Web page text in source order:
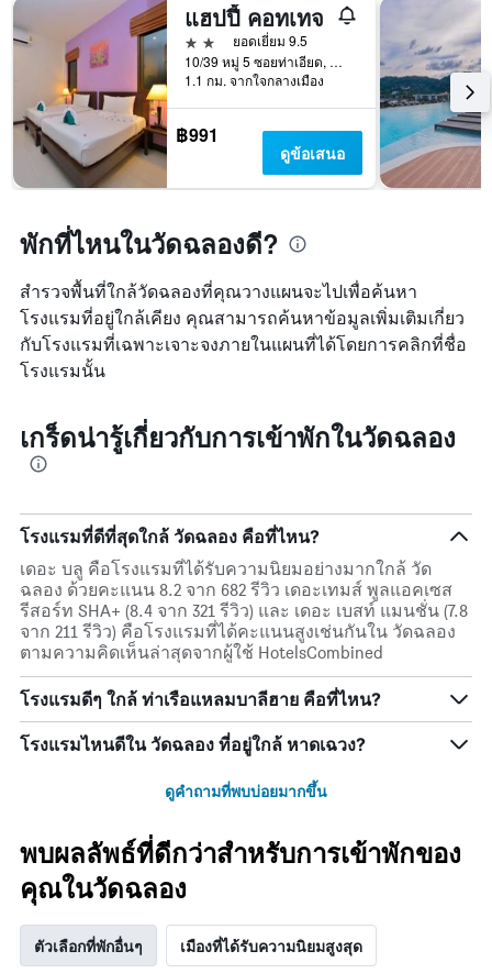
แฮปปี้ คอทเทจ
2 ดาว
ยอดเยี่ยม 9.5
10/39 หมู่ 5 ซอยท่าเอียด, ตำบลฉลอง,ภูเก็ต, ไทย, ฉลอง, ประเทศไทย
1.1 กม. จากใจกลางเมือง
฿991
ดูข้อเสนอ
พักที่ไหนในวัดฉลองดี?
สำรวจพื้นที่ใกล้วัดฉลองที่คุณวางแผนจะไปเพื่อค้นหา
โรงแรมที่อยู่ใกล้เคียง คุณสามารถค้นหาข้อมูลเพิ่มเติมเกี่ยว
กับโรงแรมที่เฉพาะเจาะจงภายในแผนที่ได้โดยการคลิกที่ชื่อ
โรงแรมนั้น
เกร็ดน่ารู้เกี่ยวกับการเข้าพักในวัดฉลอง
โรงแรมที่ดีที่สุดใกล้ วัดฉลอง คือที่ไหน?
เดอะ บลู คือโรงแรมที่ได้รับความนิยมอย่างมากใกล้ วัด
ฉลอง ด้วยคะแนน 8.2 จาก 682 รีวิว เดอะเทมส์ พูลแอคเซส
รีสอร์ท SHA+ (8.4 จาก 321 รีวิว) และ เดอะ เบสท์ แมนชั่น (7.8
จาก 211 รีวิว) คือโรงแรมที่ได้คะแนนสูงเช่นกันใน วัดฉลอง
ตามความคิดเห็นล่าสุดจากผู้ใช้ HotelsCombined
โรงแรมดีๆ ใกล้ ท่าเรือแหลมบาลีฮาย คือที่ไหน?
โรงแรมไหนดีใน วัดฉลอง ที่อยู่ใกล้ หาดเฉวง?
ดูคำถามที่พบบ่อยมากขึ้น
พบผลลัพธ์ที่ดีกว่าสำหรับการเข้าพักของ
คุณในวัดฉลอง
ตัวเลือกที่พักอื่นๆ เมืองที่ได้รับความนิยมสูงสุด